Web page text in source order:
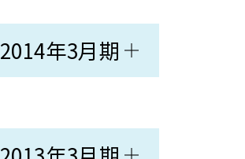
2014年3月期